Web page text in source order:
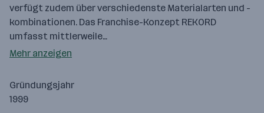
verfügt zudem über verschiedenste Materialarten und -
kombinationen. Das Franchise-Konzept REKORD
umfasst mittlerweile…
Mehr anzeigen
Gründungsjahr
1999